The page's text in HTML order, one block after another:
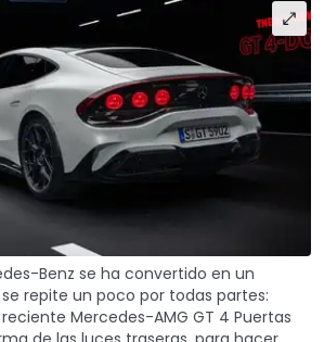
Benz se ha convertido en un
repite un poco por todas partes:
Mercedes-AMG GT 4 Puertas